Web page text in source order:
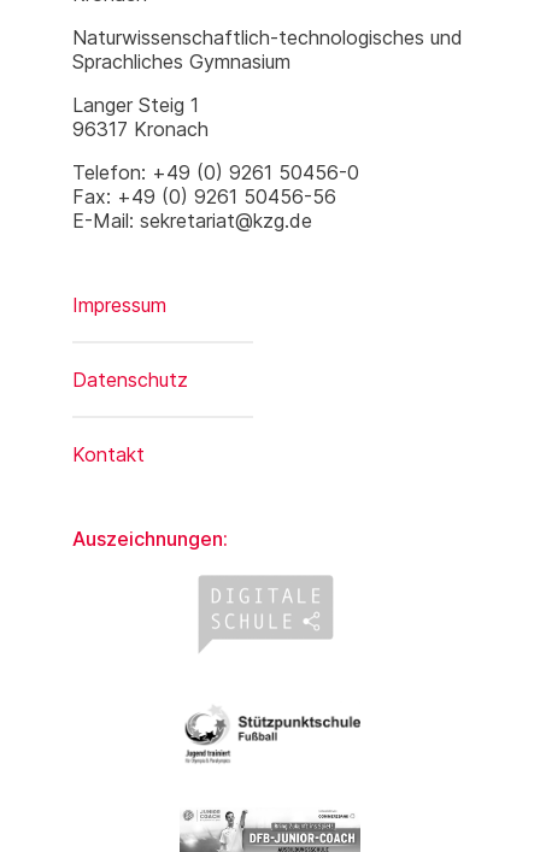
Naturwissenschaftlich-technologisches und
Sprachliches Gymnasium
Langer Steig 1
96317 Kronach
Telefon: +49 (0) 9261 50456-0
Fax: +49 (0) 9261 50456-56
E-Mail: sekretariat@kzg.de
Impressum
Datenschutz
Kontakt
Auszeichnungen: